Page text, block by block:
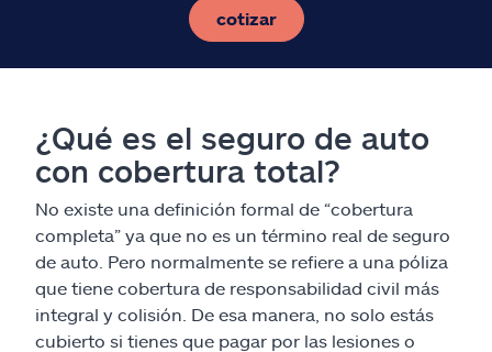
cotizar
¿Qué es el seguro de auto
con cobertura total?
No existe una definición formal de “cobertura
completa” ya que no es un término real de seguro
de auto. Pero normalmente se refiere a una póliza
que tiene cobertura de responsabilidad civil más
integral y colisión. De esa manera, no solo estás
cubierto si tienes que pagar por las lesiones o